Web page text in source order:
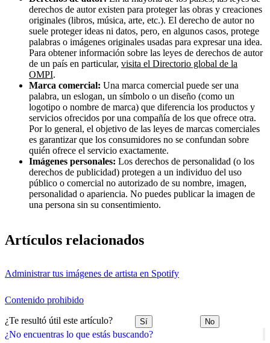
¿No encuentras lo que estás buscando?
derechos de autor existen para proteger las obras y creaciones
originales (libros, música, arte, etc.). El derecho de autor no
suele proteger ideas ni datos, pero, en algunos casos, protege
palabras o imágenes originales usadas para expresar una idea.
Para obtener información sobre las leyes de derechos de autor
de un país en particular, visita el Directorio global de la
OMPI.
Marca comercial: Una marca comercial puede ser una
palabra, un eslogan, un símbolo o un diseño (como un
logotipo o nombre de marca) que diferencia los productos y
servicios ofrecidos por una compañía de los que ofrece otra.
Por lo general, el objetivo de las leyes de marcas comerciales
es garantizar que los consumidores no se confundan sobre
quién ofrece el servicio exactamente.
Imágenes personales: Los derechos de personalidad (o los
derechos de publicidad) protegen a un individuo del uso
público o comercial no autorizado de su nombre, imagen,
personalidad o apariencia. No puedes publicar la imagen de
una persona sin su consentimiento.
Artículos relacionados
Administrar tus imágenes de artista en Spotify
Contenido prohibido
¿Te resultó útil este artículo? Sí No